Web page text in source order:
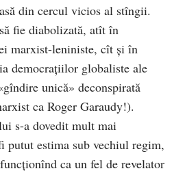
din cercul vicios al stîngii.
fie diabolizată, atît în
marxist-leni­niste, cît şi în
democraţiilor globaliste ale
unică» deconspirată
ca Roger Garaudy!).
s-a do­ve­dit mult mai
putut estima sub vechiul regim,
ca un fel de revelator